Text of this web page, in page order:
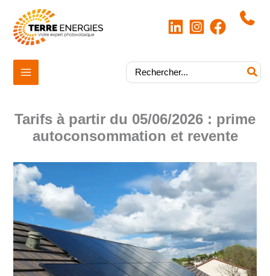
contenu
Rechercher:
Tarifs à partir du 05/06/2026 : prime
autoconsommation et revente